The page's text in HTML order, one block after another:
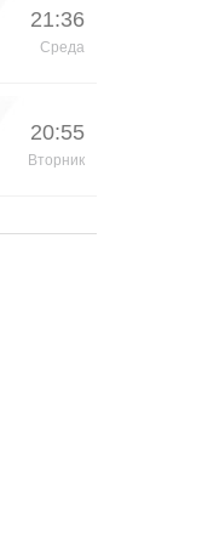
21:36
Среда
20:55
Вторник